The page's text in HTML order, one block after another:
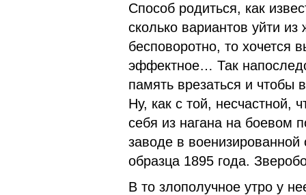
Способ родиться, как
сколько вариантов уйти
бесповоротно, то хочется
эффектное… Так
память врезаться и
Ну, как с той, несчастной,
себя из нагана на боевом
заводе в военизированной
образца 1895 года.
В то злополучное утро у